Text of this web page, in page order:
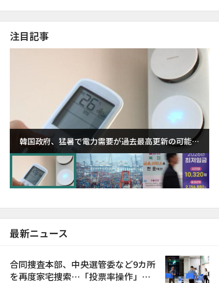
注目記事
韓国政府、猛暑で電力需要が過去最高更新の可能性
に需給対応体制を点検
最新ニュース
合同捜査本部、中央選管委など9カ所
を再度家宅捜索…「投票率操作」の